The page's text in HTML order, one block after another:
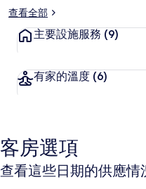
查看全部
主要設施服務 (9)
有家的溫度 (6)
客房選項
查看這些日期的供應情